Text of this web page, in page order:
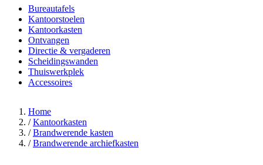
Bureautafels
Kantoorstoelen
Kantoorkasten
Ontvangen
Directie & vergaderen
Scheidingswanden
Thuiswerkplek
Accessoires
Home
/ Kantoorkasten
/ Brandwerende kasten
/ Brandwerende archiefkasten